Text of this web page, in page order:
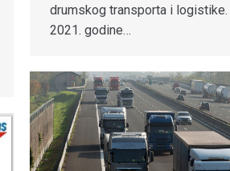
drumskog transporta i logistike.
2021. godine…